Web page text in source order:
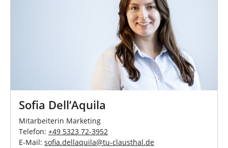
Sofia Dell‘Aquila
Mitarbeiterin Marketing
Telefon: +49 5323 72-3952
E-Mail: sofia.dellaquila@tu-clausthal.de